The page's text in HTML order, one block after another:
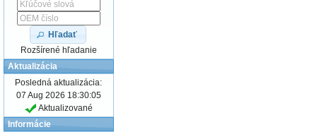
Hľadať
Rozšírené hľadanie
Aktualizácia
Posledná aktualizácia:
07 Aug 2026 18:30:05
Aktualizované
Informácie